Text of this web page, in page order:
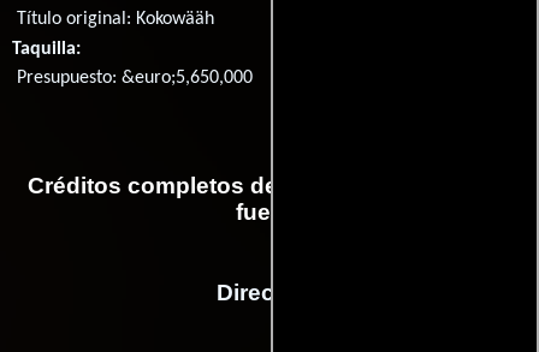
Título original: Kokowääh
Taquilla:
Presupuesto: &euro;5,650,000
Créditos completos de la película Padre a la
fuerza
Dirección